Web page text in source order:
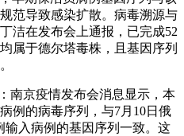
范导致感染扩散。病毒溯源与
洁在发布会上通报，已完成52
属于德尔塔毒株，且基因序列
南京疫情发布会消息显示，本
例的病毒序列，与7月10日俄
输入病例的基因序列一致。这